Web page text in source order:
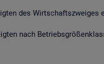
des Wirt­schafts­zwei­ges
nach